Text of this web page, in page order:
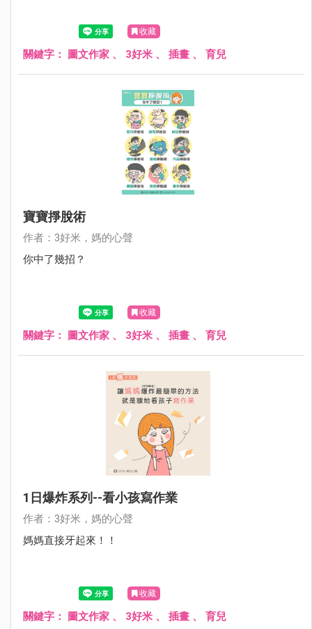
收藏
關鍵字： 圖文作家 、 3好米 、 插畫 、 育兒
寶寶掙脫術
作者：3好米，媽的心聲
你中了幾招？
收藏
關鍵字： 圖文作家 、 3好米 、 插畫 、 育兒
1日爆炸系列--看小孩寫作業
作者：3好米，媽的心聲
媽媽直接牙起來！！
收藏
關鍵字： 圖文作家 、 3好米 、 插畫 、 育兒